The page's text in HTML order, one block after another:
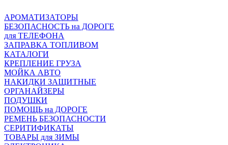
АРОМАТИЗАТОРЫ
БЕЗОПАСНОСТЬ на ДОРОГЕ
для ТЕЛЕФОНА
ЗАПРАВКА ТОПЛИВОМ
КАТАЛОГИ
КРЕПЛЕНИЕ ГРУЗА
МОЙКА АВТО
НАКИДКИ ЗАЩИТНЫЕ
ОРГАНАЙЗЕРЫ
ПОДУШКИ
ПОМОЩЬ на ДОРОГЕ
РЕМЕНЬ БЕЗОПАСНОСТИ
СЕРИТИФИКАТЫ
ТОВАРЫ для ЗИМЫ